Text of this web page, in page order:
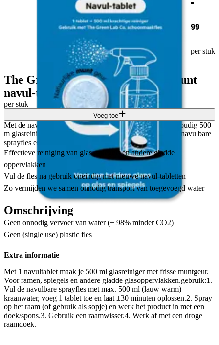
99
per stuk
The Green Lab Co. Glasreiniger munt
navul-tablet
per stuk
Voeg toe
Met de navultabletten van the green lab co. Maak je eenvoudig 500
m glasreiniger. Los het geconcentreerde tablet op in onze navulbare
sprayfles en je schoonmaakmiddel is klaar voor gebruik.
Effectieve reiniging van glas, spiegels en andere gladde
oppervlakken
Vul de fles na gebruik oneindig met nieuwe navul-tabletten
Zo vermijden we samen onnodig transport van toegevoegd water
Omschrijving
Geen onnodig vervoer van water (± 98% minder CO2)
Geen (single use) plastic fles
Extra informatie
Met 1 navultablet maak je 500 ml glasreiniger met frisse muntgeur.
Voor ramen, spiegels en andere gladde glasoppervlakken.gebruik:1.
Vul de navulbare sprayfles met max. 500 ml (lauw warm)
kraanwater, voeg 1 tablet toe en laat ±30 minuten oplossen.2. Spray
op het raam (of gebruik als sopje) en werk het product in met een
doek/spons.3. Gebruik een raamwisser.4. Werk af met een droge
raamdoek.